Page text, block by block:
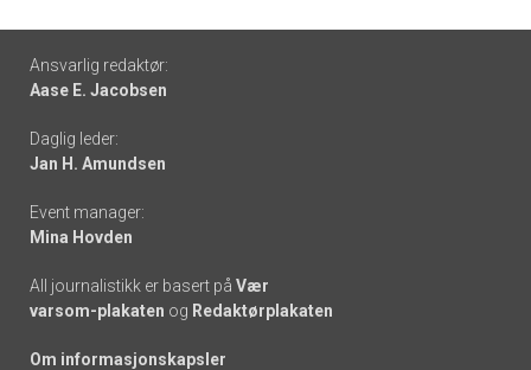
Footer
-
links
Ansvarlig redaktør:
Aase E. Jacobsen
Daglig leder:
Jan H. Amundsen
Event manager:
Mina Hovden
All journalistikk er basert på Vær
varsom-plakaten og Redaktørplakaten
Om informasjonskapsler